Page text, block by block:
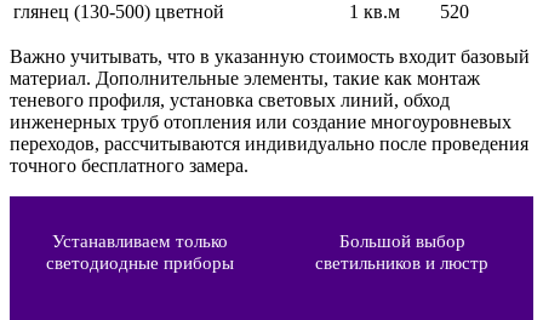
глянец (130-500) цветной
1 кв.м 520
Важно учитывать, что в указанную стоимость входит базовый
материал. Дополнительные элементы, такие как монтаж
теневого профиля, установка световых линий, обход
инженерных труб отопления или создание многоуровневых
переходов, рассчитываются индивидуально после проведения
точного бесплатного замера.
Устанавливаем только
светодиодные приборы
Большой выбор
светильников и люстр